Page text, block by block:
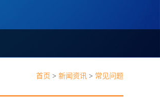
首页 > 新闻资讯 > 常见问题